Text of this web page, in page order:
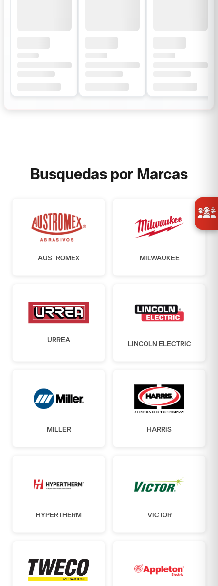
Busquedas por Marcas
AUSTROMEX MILWAUKEE
URREA LINCOLN ELECTRIC
MILLER HARRIS
HYPERTHERM VICTOR